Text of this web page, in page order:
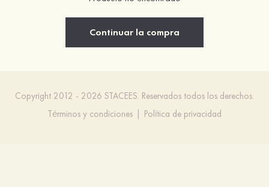
Continuar la compra
Copyright 2012 - 2026 STACEES. Reservados todos los derechos.
Términos y condiciones
Política de privacidad